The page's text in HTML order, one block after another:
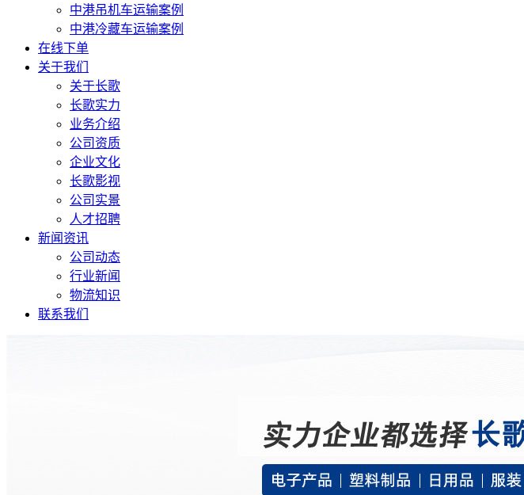
中港吊机车运输案例
中港冷藏车运输案例
在线下单
关于我们
关于长歌
长歌实力
业务介绍
公司资质
企业文化
长歌影视
公司实景
人才招聘
新闻资讯
公司动态
行业新闻
物流知识
联系我们